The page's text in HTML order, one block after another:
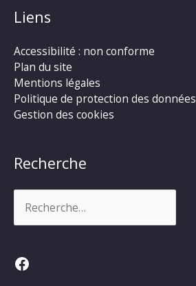
Liens
Accessibilité : non conforme
Plan du site
Mentions légales
Politique de protection des données
Gestion des cookies
Recherche
Facebook